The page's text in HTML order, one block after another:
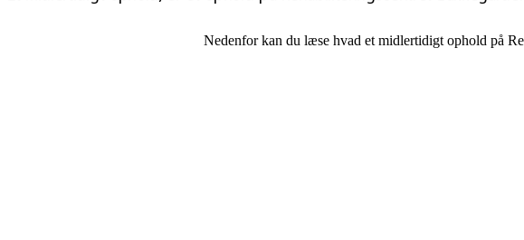
Nedenfor kan du læse hvad et midlertidigt ophold på